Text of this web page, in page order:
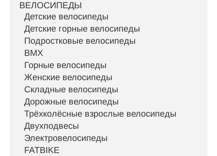
ВЕЛОСИПЕДЫ
Детские велосипеды
Детские горные велосипеды
Подростковые велосипеды
BMX
Горные велосипеды
Женские велосипеды
Складные велосипеды
Дорожные велосипеды
Трёхколёсные взрослые велосипеды
Двухподвесы
Электровелосипеды
FATBIKE